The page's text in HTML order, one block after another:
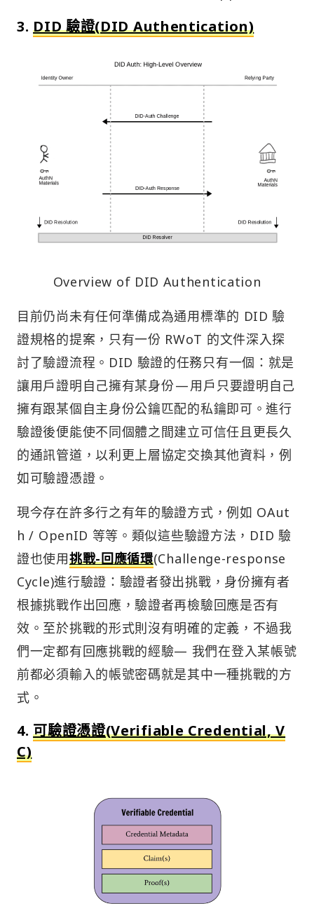
3.DID 驗證(DID Authentication)
Overview of DID Authentication
目前仍尚未有任何準備成為通用標準的 DID 驗
證規格的提案，只有一份 RWoT 的文件深入探
討了驗證流程。DID 驗證的任務只有一個：就是
讓用戶證明自己擁有某身份 — 用戶只要證明自己
擁有跟某個自主身份公鑰匹配的私鑰即可。進行
驗證後便能使不同個體之間建立可信任且更長久
的通訊管道，以利更上層協定交換其他資料，例
如可驗證憑證。
現今存在許多行之有年的驗證方式，例如 OAut
h / OpenID 等等。類似這些驗證方法，DID 驗
證也使用挑戰-回應循環(Challenge-response
Cycle)進行驗證：驗證者發出挑戰，身份擁有者
根據挑戰作出回應，驗證者再檢驗回應是否有
效。至於挑戰的形式則沒有明確的定義，不過我
們一定都有回應挑戰的經驗— 我們在登入某帳號
前都必須輸入的帳號密碼就是其中一種挑戰的方
式。
4.可驗證憑證(Verifiable Credential, V
C)